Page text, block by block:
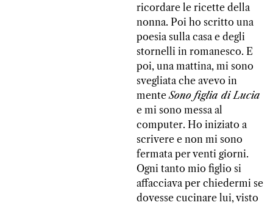
ricordare le ricette della
nonna. Poi ho scritto una
poesia sulla casa e degli
stornelli in romanesco. E
poi, una mattina, mi sono
svegliata che avevo in
menteSono figlia di Lucia
e mi sono messa al
computer. Ho iniziato a
scrivere e non mi sono
fermata per venti giorni.
Ogni tanto mio figlio si
affacciava per chiedermi se
dovesse cucinare lui, visto